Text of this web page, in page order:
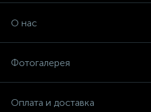
О нас
Фотогалерея
Оплата и доставка